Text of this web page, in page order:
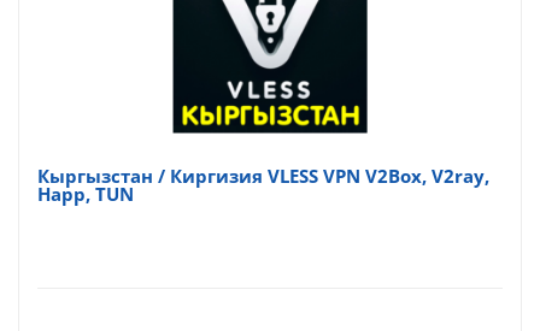
Кыргызстан / Киргизия VLESS VPN V2Box, V2ray,
Happ, TUN